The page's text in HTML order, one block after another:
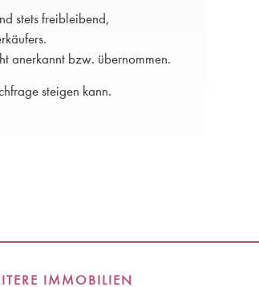
stets freibleibend,
anerkannt bzw. übernommen.
steigen kann.
IMMOBILIEN